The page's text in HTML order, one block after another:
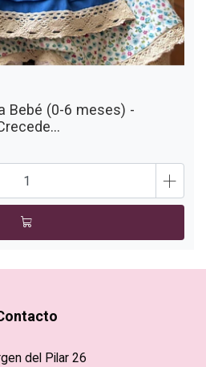
Bebé (0-6 meses) -
+
del Pilar 26